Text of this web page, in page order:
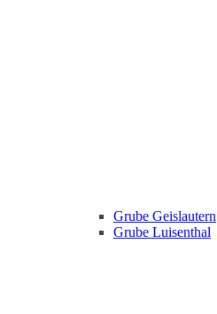
Grube Geislautern
Grube Luisenthal